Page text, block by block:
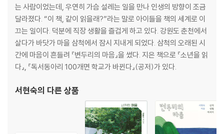
가을
너는 여기 왜 왔어? / 찬현이에게 허용된 열 걸음 / 네 마음의 한복판에 들
어가는 방법 / 그런 마음 가지지 말아요 /
읽고 또 읽었어요 / 잘 지내고 있으면 되었습니다 / 내일을 기약하지 않는
다 / 선생님, 계속 열심히 쓰세요 /
번만 봐도 예쁜 아이 / 솜사탕을 먹는 시간 /
나쁜 사람일 리 없잖아 / 개아리 틀다 혹은 개아리 빨다 / 5인의 티타임 /
동수의 마음 / 민우에게 첫 번째인 일, 두 가지
는 사람이었는데, 우연히 가슴 설레는 일을 만나 인생의 방향이 조금
달라졌다. “이 책, 같이 읽을래?”라는 말로 아이들을 책의 세계로 이
끄는 일이다. 덕분에 직장 생활을 즐겁게 하고 있다. 강원도 춘천에서
살다가 바닷가 마을 삼척에서 잠시 지내게 되었다. 삼척의 오래된 시
간에 마음이 흔들려 『변두리의 마음』을 썼다. 지은 책으로 『소년을 읽
다』, 『독서동아리 100개면 학교가 바뀐다』(공저)가 있다.
서현숙의 다른 상품